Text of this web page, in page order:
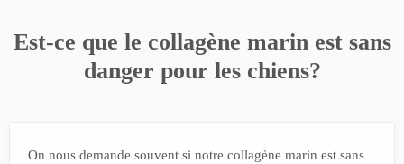
Est-ce que le collagène marin est sans
danger pour les chiens?
On nous demande souvent si notre collagène marin est sans